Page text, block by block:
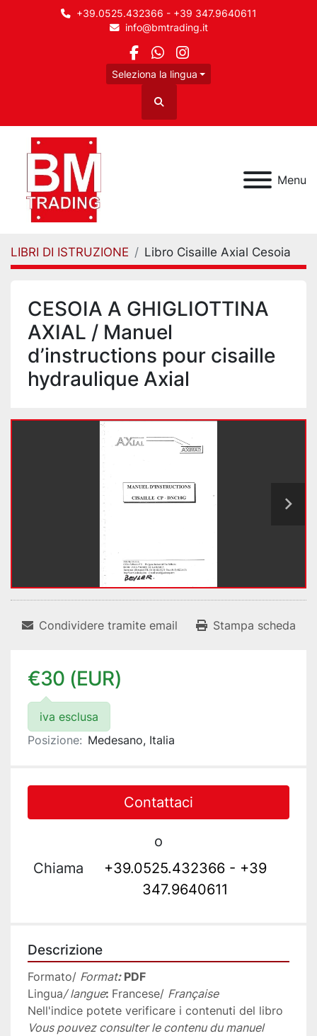
+39.0525.432366 - +39 347.9640611
info@bmtrading.it
facebook
whatsapp
instagram
Seleziona la lingua
Cerca
Menu
LIBRI DI ISTRUZIONE Libro Cisaille Axial Cesoia
CESOIA A GHIGLIOTTINA
AXIAL / Manuel
d’instructions pour cisaille
hydraulique Axial
Condividere tramite email Stampa scheda
€30 (EUR)
iva esclusa
Posizione: Medesano, Italia
Contattaci
o
Chiama
+39.0525.432366 - +39
347.9640611
Descrizione
Formato/ Format: PDF
Lingua/ langue: Francese/ Française
Nell'indice potete verificare i contenuti del libro
Vous pouvez consulter le contenu du manuel